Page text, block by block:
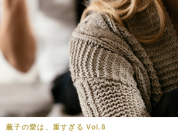
薫子の愛は、重すぎる Vol.8